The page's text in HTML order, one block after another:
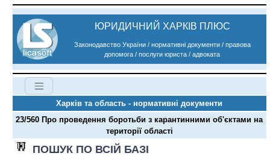
ЮРИДИЧНИЙ ХАРКІВ ПЛЮС
Законодавство України / нормативні документи / правова
допомога / послуги юриста / адвоката
Харків та область - нормативні документи
23/560 Про проведення боротьби з карантинними об'єктами на
території області
ПОШУК ПО ВСІЙ БАЗІ